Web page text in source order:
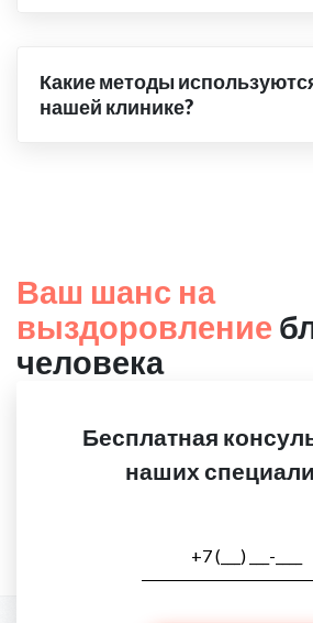
Какие методы
нашей клинике?
Ваш шанс на
выздоровление
человека
Бесплатная
наших